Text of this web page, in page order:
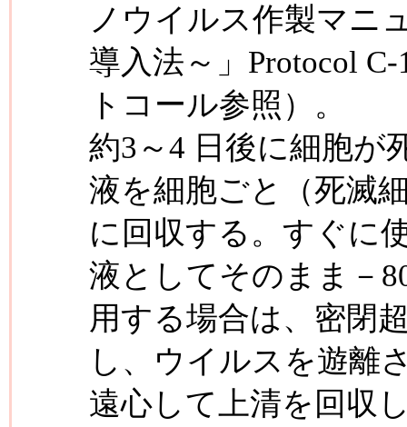
ノウイルス作製マニ
導入法～」Protocol
トコール参照）。
約3～4 日後に細胞が
液を細胞ごと（死滅
に回収する。すぐに
液としてそのまま－
用する場合は、密閉
し、ウイルスを遊離
遠心して上清を回収